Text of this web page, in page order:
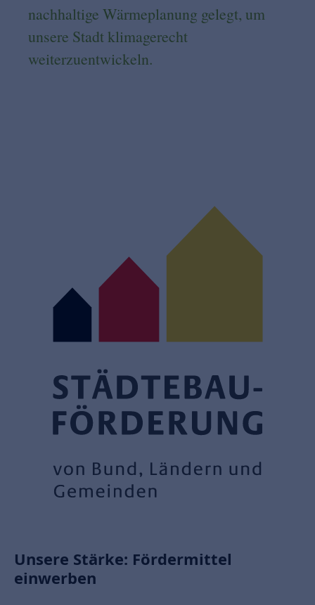
nachhaltige Wärmeplanung gelegt, um
unsere Stadt klimagerecht
weiterzuentwickeln.
Unsere Stärke: Fördermittel
einwerben